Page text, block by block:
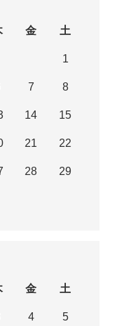
金 土
1
7 8
14 15
21 22
28 29
金 土
4 5